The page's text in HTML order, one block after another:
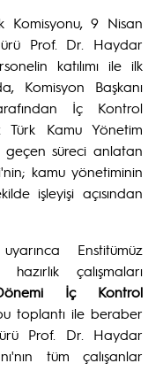
Komisyonu, 9 Nisan
Prof. Dr. Haydar
katılımı ile ilk
Komisyon Başkanı
İç Kontrol
Türk Kamu Yönetim
geçen süreci anlatan
kamu yönetiminin
işleyişi açısından
Enstitümüz
çalışmaları
İç Kontrol
toplantı ile beraber
Prof. Dr. Haydar
tüm çalışanlar